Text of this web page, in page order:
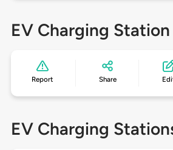
EV Charging
Report Share
EV Charging